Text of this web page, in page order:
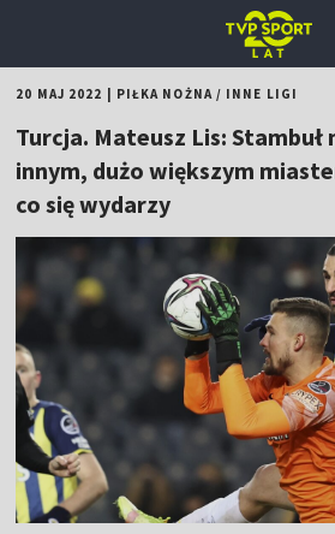
20 MAJ 2022 PIŁKA NOŻNA/ INNE LIGI
Turcja. Mateusz Lis:
innym, dużo większym
co się wydarzy